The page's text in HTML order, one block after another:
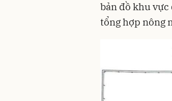
bản đồ khu vực
tổng hợp nông